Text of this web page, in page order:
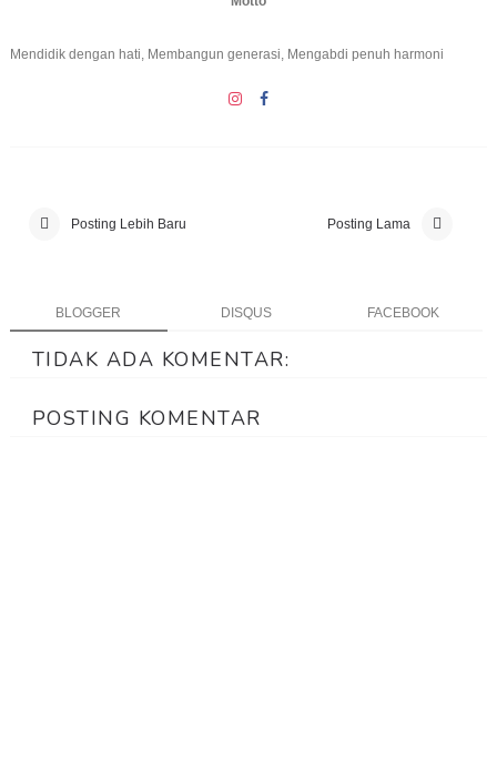
Mendidik dengan hati, Membangun generasi, Mengabdi penuh harmoni
Posting Lebih Baru Posting Lama
BLOGGER DISQUS FACEBOOK
TIDAK ADA KOMENTAR:
POSTING KOMENTAR